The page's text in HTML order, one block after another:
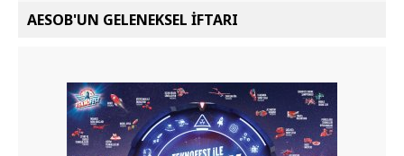
AESOB'UN GELENEKSEL İFTARI